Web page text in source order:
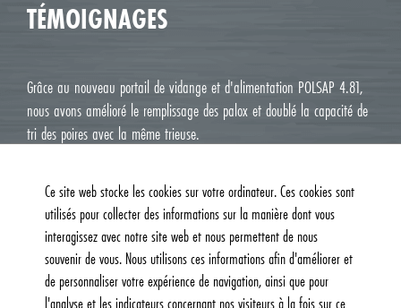
TÉMOIGNAGES
Grâce au nouveau portail de vidange et d'alimentation POLSAP 4.81,
nous avons amélioré le remplissage des palox et doublé la capacité de
tri des poires avec la même trieuse.
Ce site web stocke les cookies sur votre ordinateur. Ces cookies sont
utilisés pour collecter des informations sur la manière dont vous
interagissez avec notre site web et nous permettent de nous
souvenir de vous. Nous utilisons ces informations afin d'améliorer et
de personnaliser votre expérience de navigation, ainsi que pour
l'analyse et les indicateurs concernant nos visiteurs à la fois sur ce